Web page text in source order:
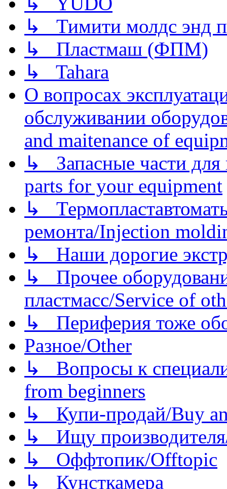
↳ Тимити молдс энд
↳ Пластмаш (ФПМ)
↳ Tahara
О вопросах
обслуживании
and maitenance of
↳ Запасные части для
parts for your equipment
↳
ремонта/Injection
↳ Наши дорогие
↳ Прочее
пластмасс/Service of
↳ Периферия тоже
Разное/Other
↳ Вопросы к
from beginners
↳ Купи-продай/Buy
↳ Ищу
↳ Оффтопик/Offtopic
↳ Кунсткамера